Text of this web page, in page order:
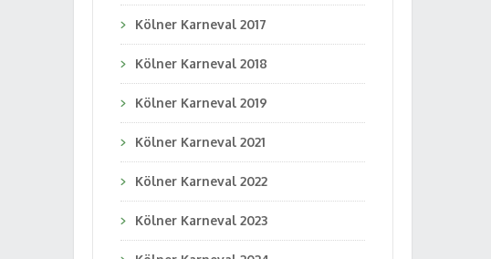
Kölner Karneval 2017
Kölner Karneval 2018
Kölner Karneval 2019
Kölner Karneval 2021
Kölner Karneval 2022
Kölner Karneval 2023